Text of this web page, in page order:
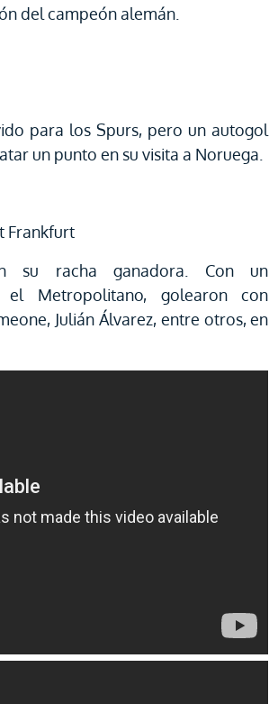
del campeón alemán.
para los Spurs, pero un autogol
un punto en su visita a Noruega.
Frankfurt
su racha ganadora. Con un
el Metropolitano, golearon con
Julián Álvarez, entre otros, en